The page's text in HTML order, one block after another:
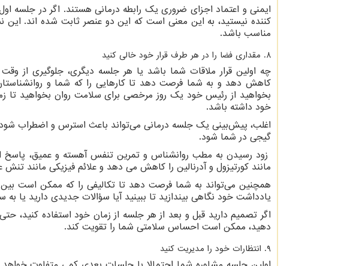
ایمنی و اعتماد اجزای ضروری یک رابطه درمانی هستند. اگر در جلسه
کننده نیستید، به این معنی است که این دو عنصر ثابت شده اند.
مناسب باشد.
8. مقداری فضا را در هر طرف قرار خود خالی کنید
چه اولین قرار ملاقات شما باشد یا هر جلسه دیگری، جلوگیری از
کاهش دهد و به شما فرصت دهد تا کارهایی را که شما و
بخواهید از رئیس خود یک روز مرخصی برای سلامت روان بخواهید تا
خود داشته باشد.
اغلب، پیش‌بینی یک جلسه درمانی می‌تواند باعث استرس و اضطراب
گیجی در شما شود.
زود رسیدن به مطب روانشناس و تمرین تنفس آهسته و عمیق،
مانند کورتیزول و آدرنالین را کاهش می دهد و علائم فیزیکی مانند
همچنین می‌تواند به شما فرصت دهد تا تکالیفی را که ممکن است
یادداشت خود نگاهی بیندازید تا ببینید آیا سؤالات جدیدی دارید یا به
دهید، ممکن است احساس سلامتی شما را تقویت کند.
9. انتظارات خود را مدیریت کنید